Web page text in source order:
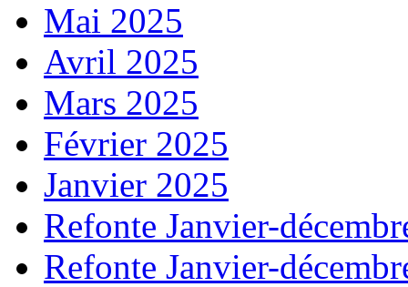
Mai 2025
Avril 2025
Mars 2025
Février 2025
Janvier 2025
Refonte Janvier-
Refonte Janvier-